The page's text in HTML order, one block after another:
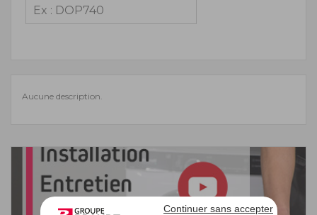
Continuer sans accepter
Aucune description.